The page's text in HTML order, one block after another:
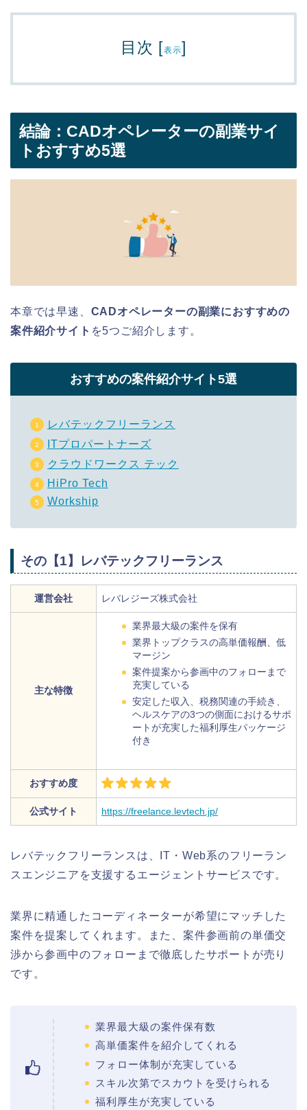
目次 [表示]
結論：CADオペレーターの副業サイ
トおすすめ5選
本章では早速、 CADオペレーターの副業におすすめの
案件紹介サイト を5つご紹介します。
おすすめの案件紹介サイト5選
レバテックフリーランス
ITプロパートナーズ
クラウドワークス テック
HiPro Tech
Workship
その【1】レバテックフリーランス
運営会社 レバレジーズ株式会社
主な特徴
業界最大級の案件を保有
業界トップクラスの高単価報酬、低
マージン
案件提案から参画中のフォローまで
充実している
安定した収入、税務関連の手続き、
ヘルスケアの3つの側面におけるサポ
ートが充実した福利厚生パッケージ
付き
おすすめ度
公式サイト https://freelance.levtech.jp/
レバテックフリーランスは、IT・Web系のフリーラン
スエンジニアを支援するエージェントサービスです。
業界に精通したコーディネーターが希望にマッチした
案件を提案してくれます。また、案件参画前の単価交
渉から参画中のフォローまで徹底したサポートが売り
です。
業界最大級の案件保有数
高単価案件を紹介してくれる
フォロー体制が充実している
スキル次第でスカウトを受けられる
福利厚生が充実している